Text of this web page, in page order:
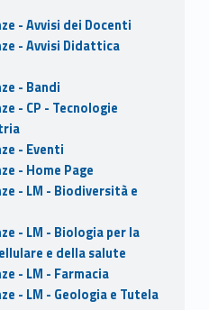
- Avvisi dei Docenti
- Avvisi Didattica
- Bandi
- CP - Tecnologie
- Eventi
- Home Page
- LM - Biodiversità e
- LM - Biologia per la
e della salute
- LM - Farmacia
- LM - Geologia e Tutela